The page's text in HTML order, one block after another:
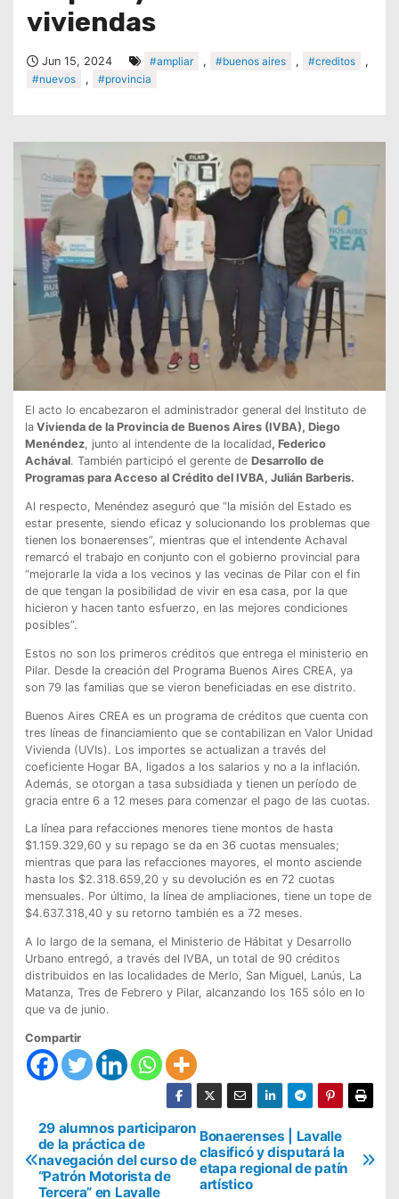
viviendas
Jun 15, 2024 #ampliar , #buenos aires , #creditos
,
#nuevos
, #provincia
El acto lo encabezaron el administrador general del Instituto de
laVivienda de la Provincia de Buenos Aires (IVBA), Diego
Menéndez, junto al intendente de la localidad, Federico
Achával. También participó el gerente de Desarrollo de
Programas para Acceso al Crédito del IVBA, Julián Barberis.
Al respecto, Menéndez aseguró que “la misión del Estado es
estar presente, siendo eficaz y solucionando los problemas que
tienen los bonaerenses”, mientras que el intendente Achaval
remarcó el trabajo en conjunto con el gobierno provincial para
“mejorarle la vida a los vecinos y las vecinas de Pilar con el fin
de que tengan la posibilidad de vivir en esa casa, por la que
hicieron y hacen tanto esfuerzo, en las mejores condiciones
posibles”.
Estos no son los primeros créditos que entrega el ministerio en
Pilar. Desde la creación del Programa Buenos Aires CREA, ya
son 79 las familias que se vieron beneficiadas en ese distrito.
Buenos Aires CREA es un programa de créditos que cuenta con
tres líneas de financiamiento que se contabilizan en Valor Unidad
Vivienda (UVIs). Los importes se actualizan a través del
coeficiente Hogar BA, ligados a los salarios y no a la inflación.
Además, se otorgan a tasa subsidiada y tienen un período de
gracia entre 6 a 12 meses para comenzar el pago de las cuotas.
La línea para refacciones menores tiene montos de hasta
$1.159.329,60 y su repago se da en 36 cuotas mensuales;
mientras que para las refacciones mayores, el monto asciende
hasta los $2.318.659,20 y su devolución es en 72 cuotas
mensuales. Por último, la línea de ampliaciones, tiene un tope de
$4.637.318,40 y su retorno también es a 72 meses.
A lo largo de la semana, el Ministerio de Hábitat y Desarrollo
Urbano entregó, a través del IVBA, un total de 90 créditos
distribuidos en las localidades de Merlo, San Miguel, Lanús, La
Matanza, Tres de Febrero y Pilar, alcanzando los 165 sólo en lo
que va de junio.
Compartir
N
a
Bonaerenses | Lavalle
clasificó y disputará la
etapa regional de patín
artístico
29 alumnos participaron
de la práctica de
navegación del curso de
“Patrón Motorista de
Tercera” en Lavalle